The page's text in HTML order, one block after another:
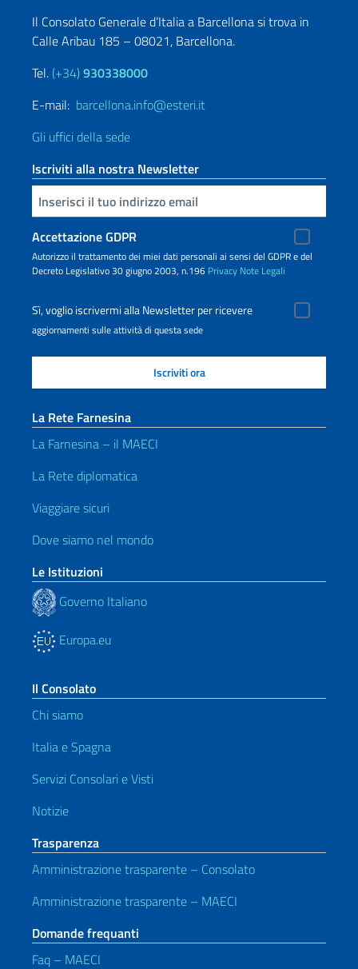
Il Consolato Generale d’Italia a Barcellona si trova in
Calle Aribau 185 – 08021, Barcellona.
Tel. (+34) 930338000
E-mail: barcellona.info@esteri.it
Gli uffici della sede
Iscriviti alla nostra Newsletter
Inserisci la tua email
Accettazione GDPR
Autorizzo il trattamento dei miei dati personali ai sensi del GDPR e del
Decreto Legislativo 30 giugno 2003, n.196 Privacy Note Legali
Sì, voglio iscrivermi alla Newsletter per ricevere
aggiornamenti sulle attività di questa sede
La Rete Farnesina
La Farnesina – il MAECI
La Rete diplomatica
Viaggiare sicuri
Dove siamo nel mondo
Le Istituzioni
Governo Italiano
Europa.eu
Il Consolato
Chi siamo
Italia e Spagna
Servizi Consolari e Visti
Notizie
Trasparenza
Amministrazione trasparente – Consolato
Amministrazione trasparente – MAECI
Domande frequanti
Faq – MAECI